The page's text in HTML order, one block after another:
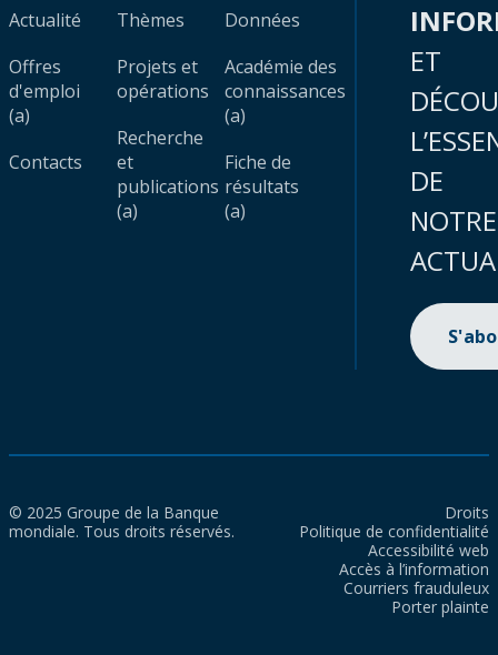
Actualité
Offres
d'emploi
(a)
Contacts
Thèmes
Projets et
opérations
Recherche
et
publications
(a)
Données
Académie des
connaissances
(a)
Fiche de
résultats
(a)
ET
DE
NOTRE
© 2025 Groupe de la Banque
mondiale. Tous droits réservés.
Droits
Politique de confidentialité
Accessibilité web
Accès à l’information
Courriers frauduleux
Porter plainte